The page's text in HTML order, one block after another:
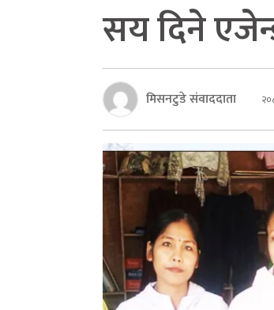
सय दिने
मिसनटुडे संवाददाता